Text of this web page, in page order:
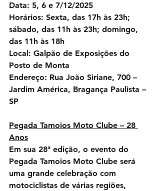
Data: 5, 6 e 7/12/2025
Horários: Sexta, das 17h às 23h;
sábado, das 11h às 23h; domingo,
das 11h às 18h
Local: Galpão de Exposições do
Posto de Monta
Endereço: Rua João Siriane, 700 –
Jardim América, Bragança Paulista –
SP
Pegada Tamoios Moto Clube – 28
Anos
Em sua 28ª edição, o evento do
Pegada Tamoios Moto Clube será
uma grande celebração com
motociclistas de várias regiões,